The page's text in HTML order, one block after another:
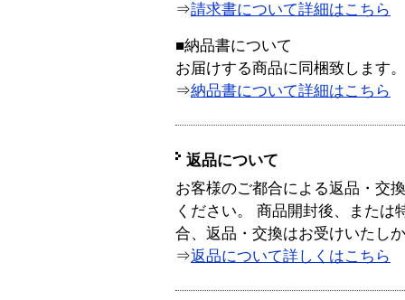
⇒請求書について詳細はこちら
■納品書について
お届けする商品に同梱致します。
⇒納品書について詳細はこちら
返品について
お客様のご都合による返品・交
ください。 商品開封後、または
合、返品・交換はお受けいたし
⇒返品について詳しくはこちら